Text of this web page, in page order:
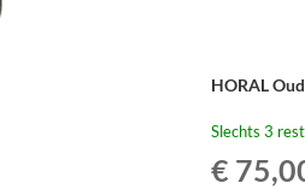
HORAL
Slechts 3
€